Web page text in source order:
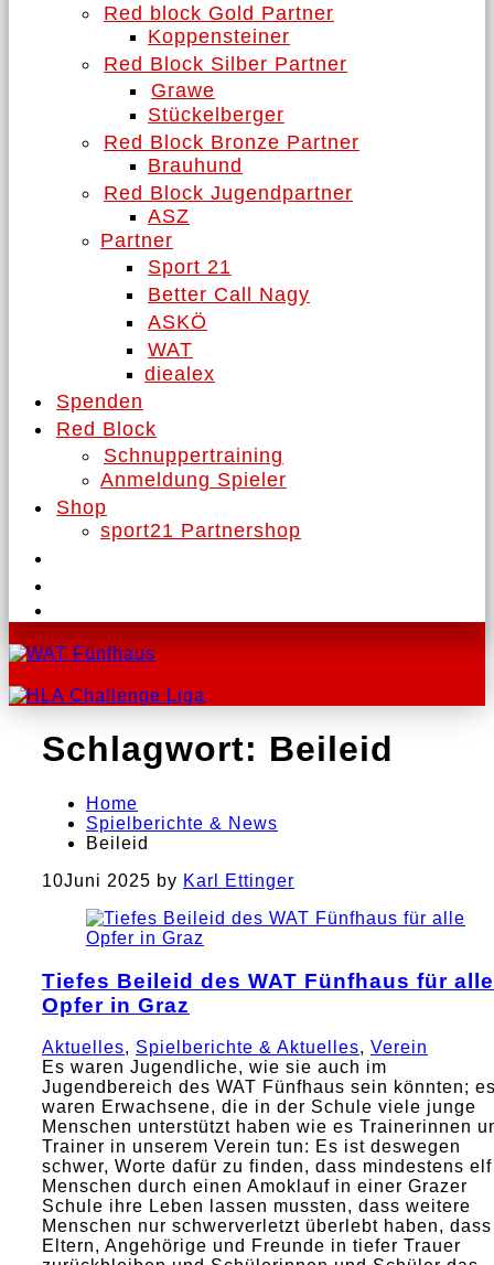
Red block Gold Partner
Koppensteiner
Red Block Silber Partner
Grawe
Stückelberger
Red Block Bronze Partner
Brauhund
Red Block Jugendpartner
ASZ
Partner
Sport 21
Better Call Nagy
ASKÖ
WAT
diealex
Spenden
Red Block
Schnuppertraining
Anmeldung Spieler
Shop
sport21 Partnershop
Schlagwort: Beileid
Home
Spielberichte & News
Beileid
10Juni 2025 by Karl Ettinger
Tiefes Beileid des WAT Fünfhaus für alle
Opfer in Graz
Aktuelles, Spielberichte & Aktuelles, Verein
Es waren Jugendliche, wie sie auch im
Jugendbereich des WAT Fünfhaus sein könnten;
waren Erwachsene, die in der Schule viele junge
Menschen unterstützt haben wie es Trainerinnen
Trainer in unserem Verein tun: Es ist deswegen
schwer, Worte dafür zu finden, dass mindestens elf
Menschen durch einen Amoklauf in einer Grazer
Schule ihre Leben lassen mussten, dass weitere
Menschen nur schwerverletzt überlebt haben, dass
Eltern, Angehörige und Freunde in tiefer Trauer